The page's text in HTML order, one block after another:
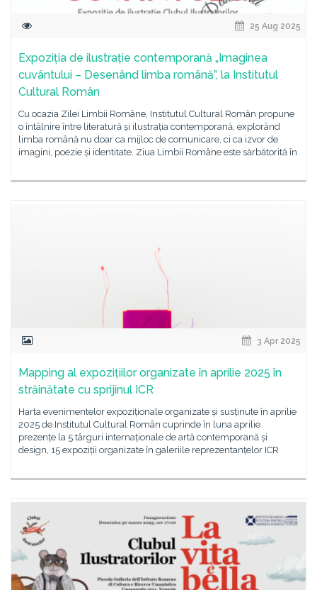
25 Aug 2025
Expoziția de ilustrație contemporană „Imaginea
cuvântului – Desenând limba română”, la Institutul
Cultural Român
Cu ocazia Zilei Limbii Române, Institutul Cultural Român propune
o întâlnire între literatură și ilustrația contemporană, explorând
limba română nu doar ca mijloc de comunicare, ci ca izvor de
imagini, poezie și identitate. Ziua Limbii Române este sărbătorită în
3 Apr 2025
Mapping al expozițiilor organizate în aprilie 2025 în
străinătate cu sprijinul ICR
Harta evenimentelor expoziționale organizate și susținute în aprilie
2025 de Institutul Cultural Român cuprinde în luna aprilie
prezențe la 5 târguri internaționale de artă contemporană și
design, 15 expoziții organizate în galeriile reprezentanțelor ICR